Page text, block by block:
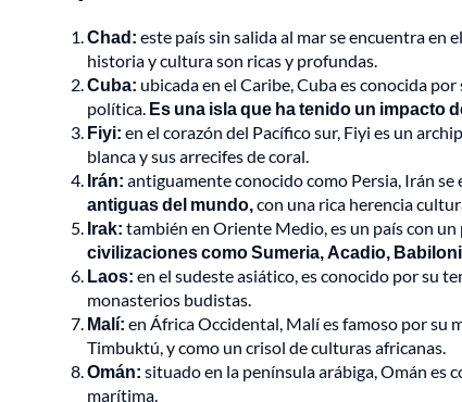
Chad: este país sin salida al mar se encuentra en
historia y cultura son ricas y profundas.
Cuba: ubicada en el Caribe, Cuba es conocida
política. Es una isla que ha tenido un impacto
Fiyi: en el corazón del Pacífico sur, Fiyi es un
blanca y sus arrecifes de coral.
Irán: antiguamente conocido como Persia, Irán
antiguas del mundo,con una rica herencia
Irak: también en Oriente Medio, es un país con
civilizaciones como Sumeria, Acadio,
Laos: en el sudeste asiático, es conocido por su
monasterios budistas.
Malí: en África Occidental, Malí es famoso por su
Timbuktú, y como un crisol de culturas africanas.
Omán: situado en la península arábiga, Omán es
marítima.